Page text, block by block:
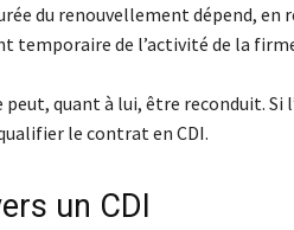
du renouvellement dépend, en
temporaire de l’activité de la
peut, quant à lui, être reconduit. Si
le contrat en CDI.
un CDI